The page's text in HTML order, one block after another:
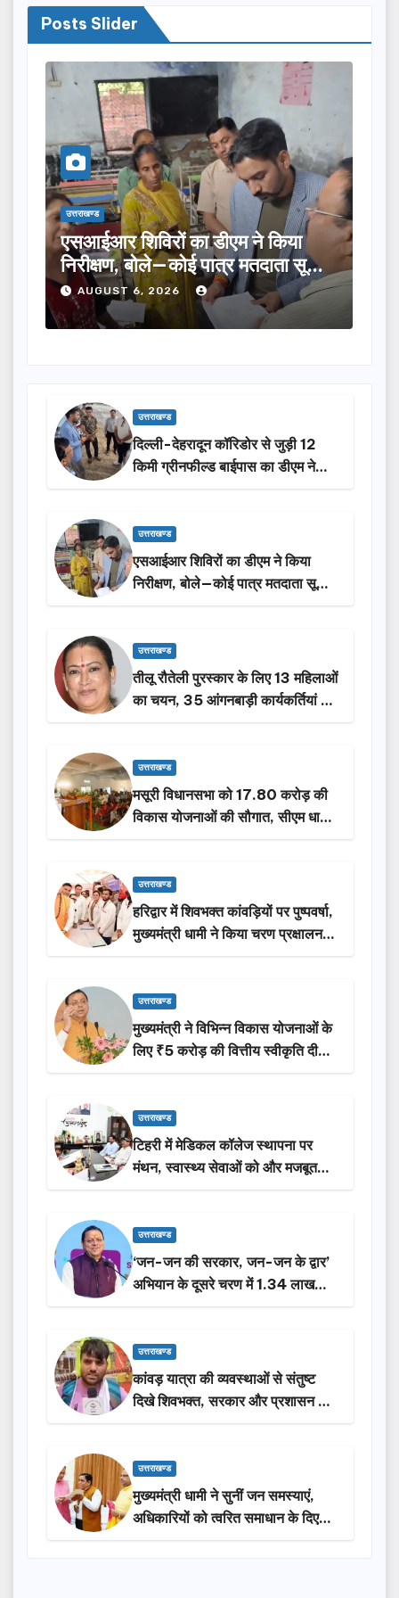
Posts Slider
डीएम ने किया
मतदाता सूची
उत्तराखण्ड
तीलू रौतेली पुरस्कार के लिए 13
का चयन, 35 आंगनबाड़ी
होंगी सम्मानित…
AUGUST 6, 2026
उत्तराखण्ड
दिल्ली-देहरादून कॉरिडोर से जुड़ी 12
किमी ग्रीनफील्ड बाईपास का डीएम ने
किया निरीक्षण…
उत्तराखण्ड
एसआईआर शिविरों का डीएम ने किया
निरीक्षण, बोले—कोई पात्र मतदाता सूची
से न छूटे…
उत्तराखण्ड
तीलू रौतेली पुरस्कार के लिए 13 महिलाओं
का चयन, 35 आंगनबाड़ी कार्यकर्तियां भी
होंगी सम्मानित…
उत्तराखण्ड
मसूरी विधानसभा को 17.80 करोड़ की
विकास योजनाओं की सौगात, सीएम धामी
ने किया लोकार्पण-शिलान्यास.
उत्तराखण्ड
हरिद्वार में शिवभक्त कांवड़ियों पर पुष्पवर्षा,
मुख्यमंत्री धामी ने किया चरण प्रक्षालन…
उत्तराखण्ड
मुख्यमंत्री ने विभिन्न विकास योजनाओं के
लिए ₹5 करोड़ की वित्तीय स्वीकृति दी…
उत्तराखण्ड
टिहरी में मेडिकल कॉलेज स्थापना पर
मंथन, स्वास्थ्य सेवाओं को और मजबूत
करेगी सरकार: मुख्यमंत्री धामी…
उत्तराखण्ड
‘जन-जन की सरकार, जन-जन के द्वार’
अभियान के दूसरे चरण में 1.34 लाख
लोगों की भागीदारी…
उत्तराखण्ड
कांवड़ यात्रा की व्यवस्थाओं से संतुष्ट
दिखे शिवभक्त, सरकार और प्रशासन की
सराहना…
उत्तराखण्ड
मुख्यमंत्री धामी ने सुनीं जन समस्याएं,
अधिकारियों को त्वरित समाधान के दिए
निर्देश